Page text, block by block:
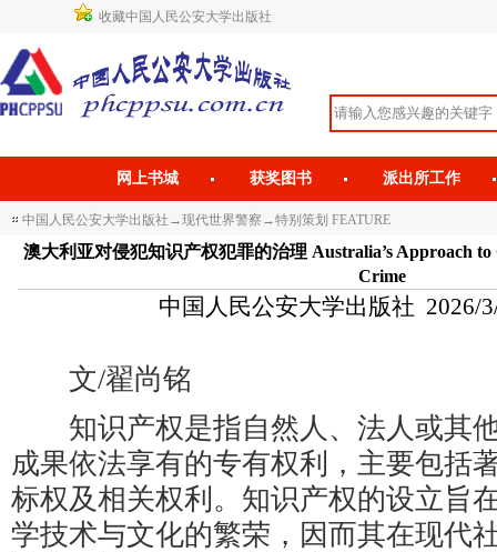
收藏中国人民公安大学出版社
网上书城 获奖图书 派出所工作
中国人民公安大学出版社 →现代世界警察 →特别策划 FEATURE
澳大利亚对侵犯知识产权犯罪的治理 Australia’s Approach
Crime
中国人民公安大学出版社 2026/
文/翟尚铭
知识产权是指自然人、法人或其
成果依法享有的专有权利，主要包括
标权及相关权利。知识产权的设立旨
学技术与文化的繁荣，因而其在现代